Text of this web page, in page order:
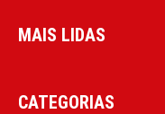
MAIS LIDAS
CATEGORIAS